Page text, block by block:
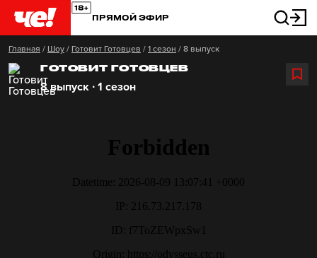
ПРЯМОЙ ЭФИР
Главная / Шоу / Готовит Готовцев / 1 сезон / 8 выпуск
ГОТОВИТ ГОТОВЦЕВ
8 выпуск ∙ 1 сезон